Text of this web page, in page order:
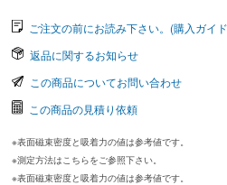
ご注文の前にお読み下さい。(購入ガイ
返品に関するお知らせ
この商品についてお問い合わせ
この商品の見積り依頼
※表面磁束密度と吸着力の値は参考値です。
※測定方法はこちらをご参照下さい。
※表面磁束密度と吸着力の値は参考値です。